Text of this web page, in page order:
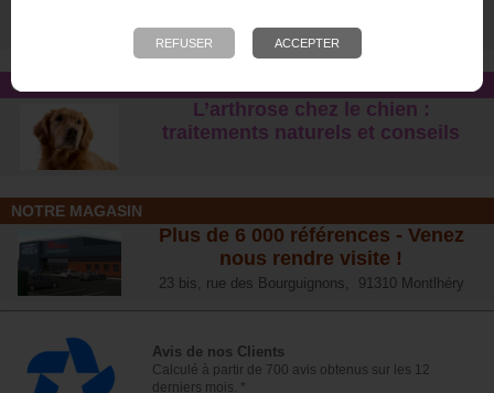
CONSEIL SANTÉ
L’arthrose chez le chien :
traitements naturels et conseil s
NOTRE MAGASIN
Plus de 6 000 références - Venez
nous rendre visite !
23 bis, rue des Bourguignons, 91310 Montlhéry
Avis de nos Clients
Calculé à partir de 700 avis obtenus sur les 12
derniers mois. *